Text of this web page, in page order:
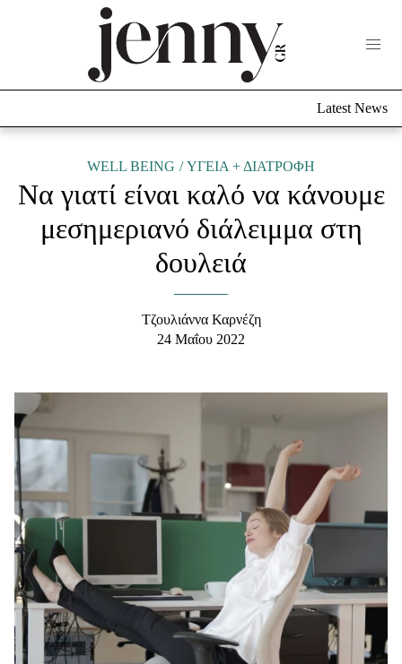
Culture
Fashion
Shopping
Beauty - Ομορφιά
Μαλλιά - Νύχια
Μακιγιάζ
Beauty News
Well being
Ψυχολογία
Υγεία + Διατροφή
Σχέσεις & Σεξ
Fitness
Woman Power
Latest News
WELL BEING ΥΓΕΙΑ + ΔΙΑΤΡΟΦΗ
Να γιατί είναι καλό να κάνουμε
μεσημεριανό διάλειμμα στη
δουλειά
Τζουλιάννα Καρνέζη
24 Μαΐου 2022